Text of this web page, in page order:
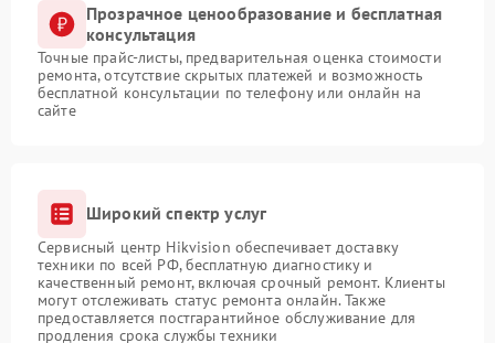
Прозрачное ценообразование и бесплатная
консультация
Точные прайс-листы, предварительная оценка стоимости
ремонта, отсутствие скрытых платежей и возможность
бесплатной консультации по телефону или онлайн на
сайте
Широкий спектр услуг
Сервисный центр Hikvision обеспечивает доставку
техники по всей РФ, бесплатную диагностику и
качественный ремонт, включая срочный ремонт. Клиенты
могут отслеживать статус ремонта онлайн. Также
предоставляется постгарантийное обслуживание для
продления срока службы техники